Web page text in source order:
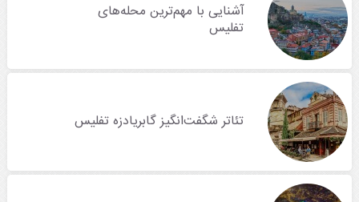
آشنایی با مهم‌ترین محله‌های
تفلیس
تئاتر شگفت‌انگیز گابریادزه تفلیس